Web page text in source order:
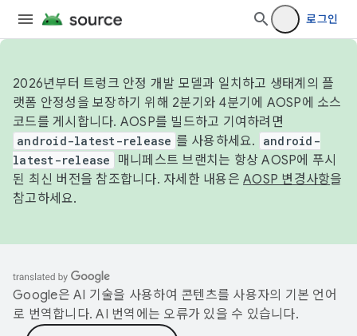
로그인
2026년부터 트렁크 안정 개발 모델과 일치하고 생태계의 플
랫폼 안정성을 보장하기 위해 2분기와 4분기에 AOSP에 소스
코드를 게시합니다. AOSP를 빌드하고 기여하려면
android-latest-release 를 사용하세요.
android-
latest-release
매니페스트 브랜치는 항상 AOSP에 푸시
된 최신 버전을 참조합니다. 자세한 내용은 AOSP 변경사항을
참고하세요.
Google은 AI 기술을 사용하여 콘텐츠를 사용자의 기본 언어
로 번역합니다. AI 번역에는 오류가 있을 수 있습니다.